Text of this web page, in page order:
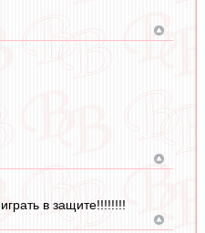
в защите!!!!!!!!